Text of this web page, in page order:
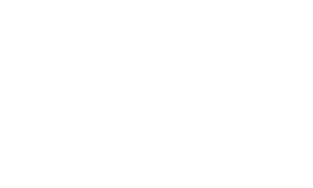
Pélico não foi um menino-
Pélico está pronto para o
is available under the Creative